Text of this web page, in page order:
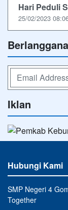
Hari Peduli
25/02/2023
Iklan
Hubungi Kami
SMP Negeri 4
Together